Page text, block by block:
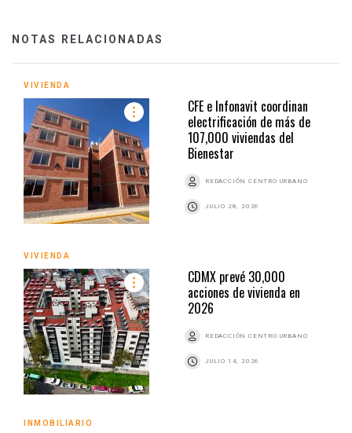
NOTAS RELACIONADAS
VIVIENDA
CFE e Infonavit coordinan
electrificación de más de
107,000 viviendas del
Bienestar
REDACCIÓN CENTRO URBANO
JULIO 28, 2026
VIVIENDA
CDMX prevé 30,000
acciones de vivienda en
2026
REDACCIÓN CENTRO URBANO
JULIO 14, 2026
INMOBILIARIO